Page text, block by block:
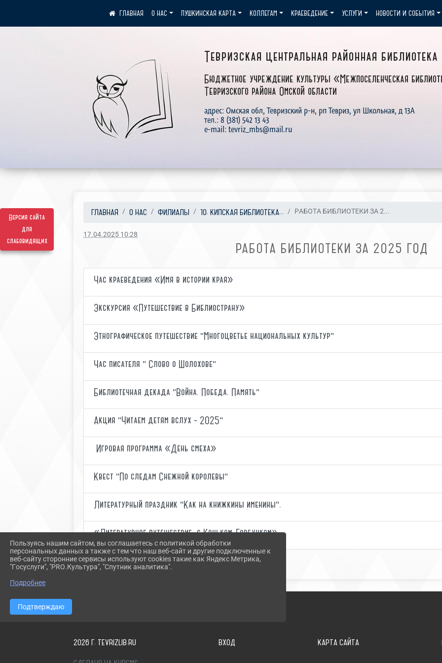
Версия сайта
для
слабовидящих
Тевризская центральная районная библиотека
Бюджетное учреждение культуры «Межпоселенческая
Тевризского района Омской области
адрес: Омская обл, Тевризский р-н, рп Тевриз, ул Школьная, д 13А
тел.: 8 (381) 542 13 43
e-mail: tevriz_mbs@mail.ru
О НАС ПУШКИНСКАЯ КАРТА КОЛЛЕГАМ КРАЕВЕДЕНИЕ УСЛУГИ НОВОСТИ И СОБЫТИЯ
ГЛАВНАЯ О НАС ФИЛИАЛЫ 10. КИПСКАЯ БИБЛИОТЕКА... РАБОТА БИБЛИОТЕКИ ЗА 2...
17.04.2025 10:28
РАБОТА БИБЛИОТЕКИ ЗА 2025 ГОД
Час краеведения «Имя в истории края»
Экскурсия «Путешествие в Библиострану»
Этнографическое путешествие "Многоцветье национальных культур"
Час писателя " Слово о Шолохове"
Библиотечная декада "Война. Победа. Память"
Акция "Читаем детям вслух - 2025"
Игровая программа «День смеха»
Квест "По следам Снежной королевы"
Литературный праздник "Как на книжкины именины".
«Литературное путешествие с Коньком-Горбунком»
2026 Г. TEVRIZLIB.RU ВХОД КАРТА САЙТА
Пользуясь нашим сайтом, вы соглашаетесь с политикой обработки
персональных данных а также с тем что наш веб-сайт и другие подключенные к
веб-сайту сторонние сервисы используют cookies такие как Яндекс Метрика,
"Госуслуги", "PRO.Культура", "Спутник аналитика".
Подробнее
Подтверждаю